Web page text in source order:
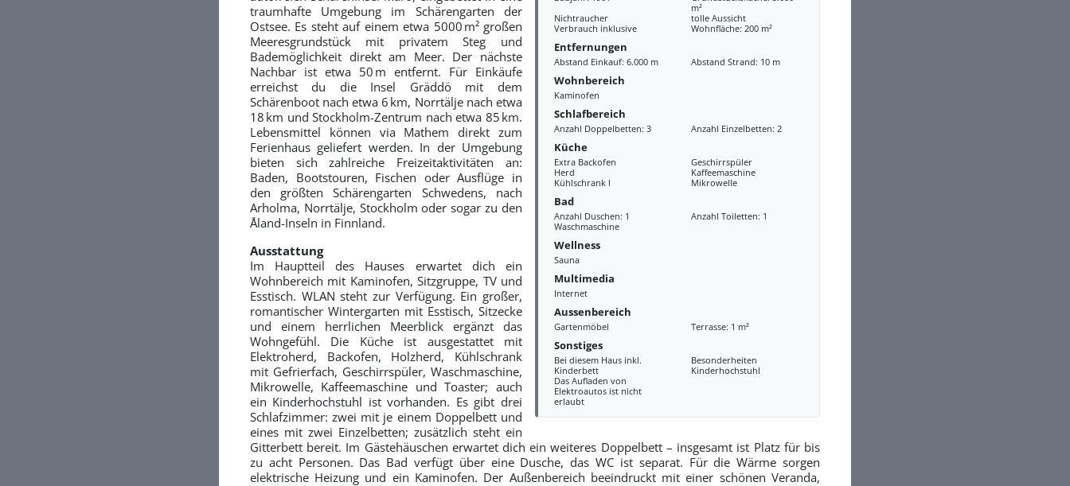
m²
Nichtraucher
tolle Aussicht
Verbrauch inklusive
Wohnfläche: 200 m²
Entfernungen
Abstand Einkauf: 6.000 m Abstand Strand: 10 m
Wohnbereich
Kaminofen
Schlafbereich
Anzahl Doppelbetten: 3 Anzahl Einzelbetten: 2
Küche
Extra Backofen
Geschirrspüler
Herd
Kaffeemaschine
Kühlschrank l
Mikrowelle
Bad
Anzahl Duschen: 1
Anzahl Toiletten: 1
Waschmaschine
Wellness
Sauna
Multimedia
Internet
Aussenbereich
Gartenmöbel Terrasse: 1 m²
Sonstiges
Bei diesem Haus inkl.
Besonderheiten
Kinderbett
Kinderhochstuhl
Das Aufladen von
Elektroautos ist nicht
erlaubt
traumhafte Umgebung im Schärengarten der
Ostsee. Es steht auf einem etwa 5000 m² großen
Meeresgrundstück mit privatem Steg und
Bademöglichkeit direkt am Meer. Der nächste
Nachbar ist etwa 50 m entfernt. Für Einkäufe
erreichst du die Insel Gräddö mit dem
Schärenboot nach etwa 6 km, Norrtälje nach etwa
18 km und Stockholm-Zentrum nach etwa 85 km.
Lebensmittel können via Mathem direkt zum
Ferienhaus geliefert werden. In der Umgebung
bieten sich zahlreiche Freizeitaktivitäten an:
Baden, Bootstouren, Fischen oder Ausflüge in
den größten Schärengarten Schwedens, nach
Arholma, Norrtälje, Stockholm oder sogar zu den
Åland-Inseln in Finnland.
Ausstattung
Im Hauptteil des Hauses erwartet dich ein
Wohnbereich mit Kaminofen, Sitzgruppe, TV und
Esstisch. WLAN steht zur Verfügung. Ein großer,
romantischer Wintergarten mit Esstisch, Sitzecke
und einem herrlichen Meerblick ergänzt das
Wohngefühl. Die Küche ist ausgestattet mit
Elektroherd, Backofen, Holzherd, Kühlschrank
mit Gefrierfach, Geschirrspüler, Waschmaschine,
Mikrowelle, Kaffeemaschine und Toaster; auch
ein Kinderhochstuhl ist vorhanden. Es gibt drei
Schlafzimmer: zwei mit je einem Doppelbett und
eines mit zwei Einzelbetten; zusätzlich steht ein
Gitterbett bereit. Im Gästehäuschen erwartet dich ein weiteres Doppelbett – insgesamt ist Platz für bis
zu acht Personen. Das Bad verfügt über eine Dusche, das WC ist separat. Für die Wärme sorgen
elektrische Heizung und ein Kaminofen. Der Außenbereich beeindruckt mit einer schönen Veranda,